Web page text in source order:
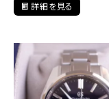
詳細を見る